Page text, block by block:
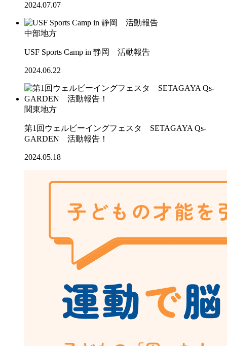
2024.07.07
中部地方
USF Sports Camp in 静岡 活動報告
2024.06.22
関東地方
第1回ウェルビーイングフェスタ SETAGAYA Qs-
GARDEN 活動報告！
2024.05.18